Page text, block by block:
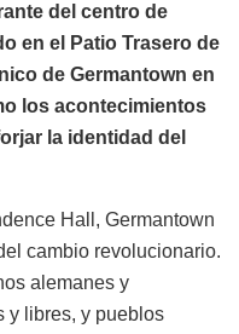
del centro de
en el Patio Trasero de
de Germantown en
los acontecimientos
la identidad del
Hall, Germantown
cambio revolucionario.
alemanes y
y libres, y pueblos